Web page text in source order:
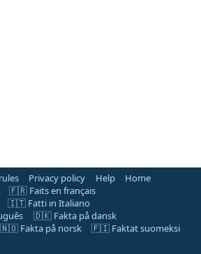
Privacy policy Help
Home
🇫🇷 Faits en français
🇮🇹 Fatti in Italiano
🇩🇰 Fakta på dansk
🇳🇴 Fakta på norsk
🇫🇮 Faktat suomeksi